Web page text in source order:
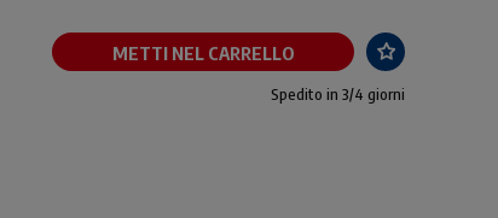
METTI NEL CARRELLO
Spedito in 3/4 giorni